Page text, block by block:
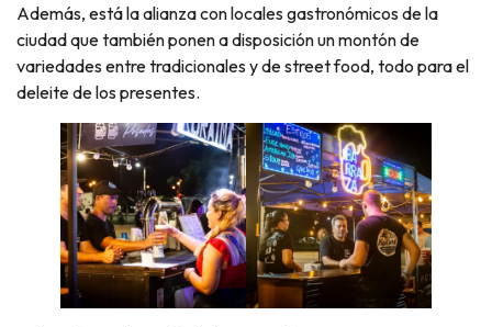
Además, está la alianza con locales gastronómicos de la
ciudad que también ponen a disposición un montón de
variedades entre tradicionales y de street food, todo para el
deleite de los presentes.